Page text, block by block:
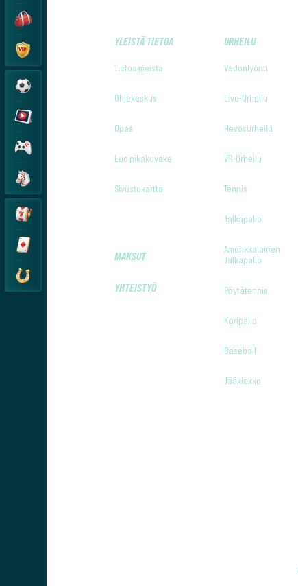
YLEISTÄ TIETOA
Tietoa meistä
Ohjekeskus
Opas
Luo pikakuvake
Sivustokartta
URHEILU
Vedonlyönti
Live-Urheilu
Hevosurheilu
VR-Urheilu
Tennis
Jalkapallo
Amerikkalainen
Jalkapallo
Pöytätennis
Koripallo
Baseball
Jääkiekko
MAKSUT
YHTEISTYÖ